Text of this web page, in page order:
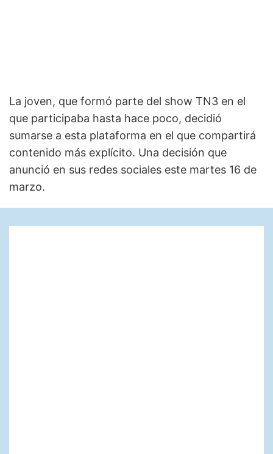
La joven, que formó parte del show TN3 en el
que participaba hasta hace poco, decidió
sumarse a esta plataforma en el que compartirá
contenido más explícito. Una decisión que
anunció en sus redes sociales este martes 16 de
marzo.